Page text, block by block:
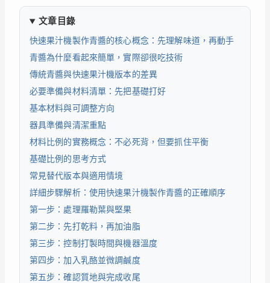
文章目錄
快速果汁機製作青醬的核心概念：先理解味道，再動手
青醬為什麼看起來簡單，實際卻很吃技術
傳統青醬與快速果汁機版本的差異
必要準備與材料清單：先把基礎打好
基本材料與可調整方向
器具準備與清潔重點
材料比例的實務概念：不必死背，但要抓住平衡
基礎比例的思考方式
常見替代版本與適用情境
詳細步驟解析：使用快速果汁機製作青醬的正確順序
第一步：處理羅勒葉與堅果
第二步：先打乾料，再加油脂
第三步：控制打製時間與機器溫度
第四步：加入乳酪並微調鹹度
第五步：確認質地與完成收尾